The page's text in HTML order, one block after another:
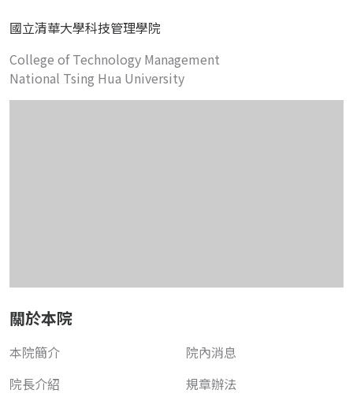
國立清華大學科技管理學院
College of Technology Management
National Tsing Hua University
關於本院
本院簡介
院長介紹
院內消息
規章辦法